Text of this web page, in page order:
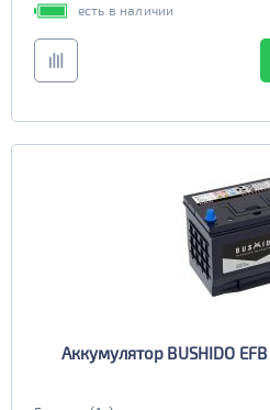
есть в наличии
Аккумулятор BUSHIDO